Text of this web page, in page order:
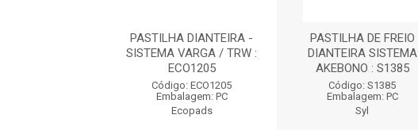
PASTILHA DIANTEIRA -
SISTEMA VARGA / TRW :
ECO1205
Código: ECO1205
Embalagem: PC
Ecopads
PASTILHA DE FREIO
DIANTEIRA SISTEMA
AKEBONO : S1385
Código: S1385
Embalagem: PC
Syl